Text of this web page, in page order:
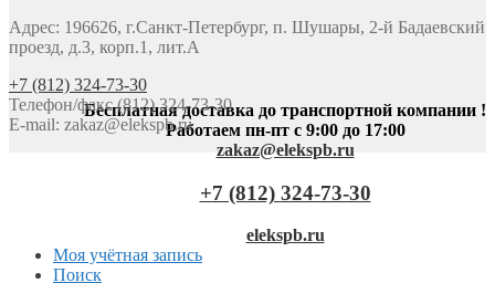
Адрес: 196626, г.Санкт-Петербург, п. Шушары, 2-й Бадаевский
проезд, д.3, корп.1, лит.А
+7 (812) 324-73-30
Телефон/факс (812) 324-73-30
E-mail: zakaz@elekspb.ru
Бесплатная доставка до транспортной компании !
Работаем пн-пт с 9:00 до 17:00
zakaz@elekspb.ru
+7 (812) 324-73-30
elekspb.ru
Моя учётная запись
Поиск